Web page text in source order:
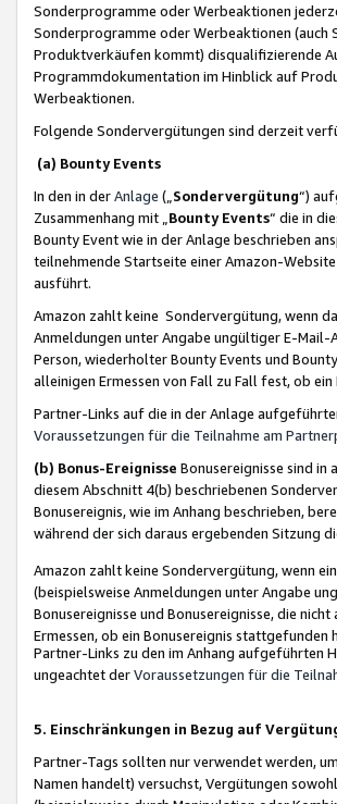
Sonderprogramme oder Werbeaktionen
Sonderprogramme oder Werbeaktionen
Produktverkäufen kommt) disqualifizierende
Programmdokumentation im Hinblick auf
Werbeaktionen.
Folgende Sondervergütungen sind derzeit
(a) Bounty Events
In den in derAnlage („ Sondervergütung“)
Zusammenhang mit „ Bounty Events“ die in
Bounty Event wie in der Anlage beschrieben
teilnehmende Startseite einer Amazon-
ausführt.
Amazon zahlt keine Sondervergütung, wenn
Anmeldungen unter Angabe ungültiger E-
Person, wiederholter Bounty Events und
alleinigen Ermessen von Fall zu Fall fest, ob
Partner-Links auf die in der Anlage
Voraussetzungen für die Teilnahme am
(b) Bonus-Ereignisse Bonusereignisse sind
diesem Abschnitt 4(b) beschriebenen
Bonusereignis, wie im Anhang beschrieben,
während der sich daraus ergebenden Sitzung
Amazon zahlt keine Sondervergütung, wenn
(beispielsweise Anmeldungen unter Angabe
Bonusereignisse und Bonusereignisse, die
Ermessen, ob ein Bonusereignis
Partner-Links zu den im Anhang aufgeführten
ungeachtet derVoraussetzungen für die
5. Einschränkungen in Bezug auf
Partner-Tags sollten nur verwendet werden,
Namen handelt) versuchst, Vergütungen